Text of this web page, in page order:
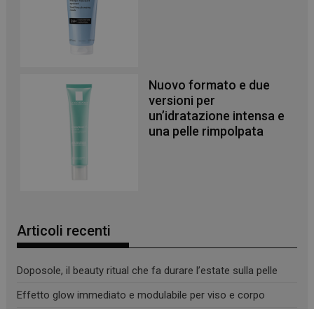
Nuovo formato e due
versioni per
un’idratazione intensa e
una pelle rimpolpata
Articoli recenti
Doposole, il beauty ritual che fa durare l’estate sulla pelle
Effetto glow immediato e modulabile per viso e corpo